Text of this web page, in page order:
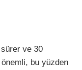
ve 30
bu yüzden